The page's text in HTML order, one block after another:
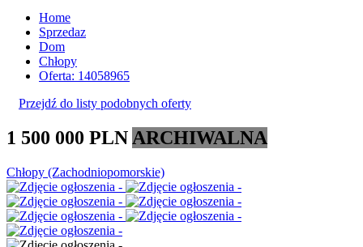
Home
Sprzedaz
Dom
Chłopy
Oferta: 14058965
Przejdź do listy podobnych oferty
1 500 000 PLN ARCHIWALNA
Chłopy (Zachodniopomorskie)